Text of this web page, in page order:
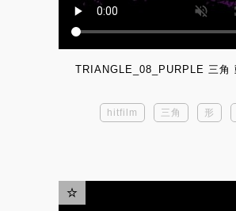
TRIANGLE_08_PURPLE 三角
hitfilm 三角 形